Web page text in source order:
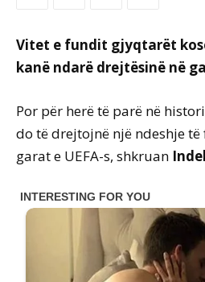
Vitet e fundit gjyqtarët
kanë ndarë drejtësinë në
Por për herë të parë në
do të drejtojnë një ndeshje të
garat e UEFA-s, shkruan